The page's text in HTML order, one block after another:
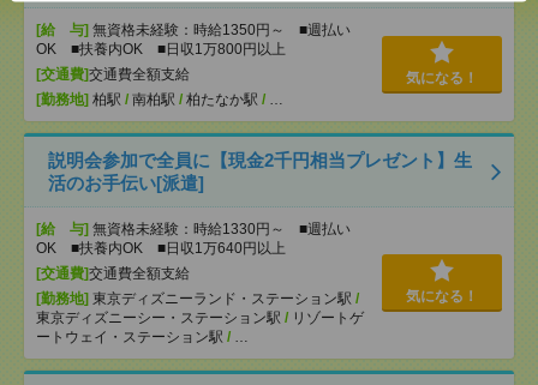
[給 与] 無資格未経験：時給1350円～ ■週払い
OK ■扶養内OK ■日収1万800円以上
[交通費]交通費全額支給
[勤務地] 柏駅 / 南柏駅 / 柏たなか駅 /
気になる！
説明会参加で全員に【現金2千円相当プレゼント】生
活のお手伝い[派遣]
[給 与] 無資格未経験：時給1330円～ ■週払い
OK ■扶養内OK ■日収1万640円以上
[交通費]交通費全額支給
[勤務地] 東京ディズニーランド・ステーション駅 /
東京ディズニーシー・ステーション駅 / リゾートゲ
ートウェイ・ステーション駅 /
気になる！